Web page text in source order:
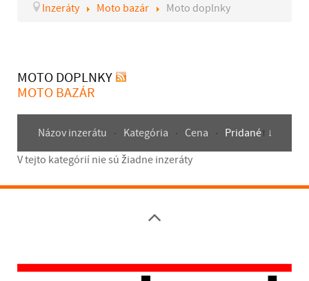
Inzeráty Moto bazár Moto doplnky
MOTO DOPLNKY
MOTO BAZÁR
Názov inzerátu Kategória Cena
Pridané
V tejto kategórií nie sú žiadne inzeráty